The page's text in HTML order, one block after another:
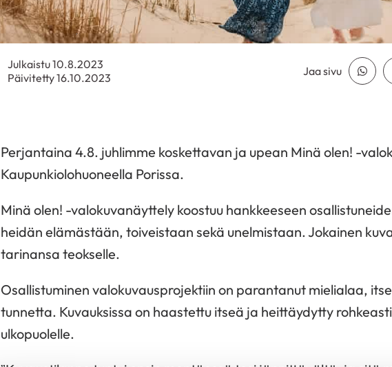
Julkaistu 10.8.2023
Päivitetty 16.10.2023
Jaa sivu Jaa
Perjantaina 4.8. juhlimme koskettavan ja upean Minä olen! -
Kaupunkiolohuoneella Porissa.
Minä olen! -valokuvanäyttely koostuu hankkeeseen
heidän elämästään, toiveistaan sekä unelmistaan. Jokainen
tarinansa teokselle.
Osallistuminen valokuvausprojektiin on parantanut mielialaa,
tunnetta. Kuvauksissa on haastettu itseä ja heittäydytty
ulkopuolelle.